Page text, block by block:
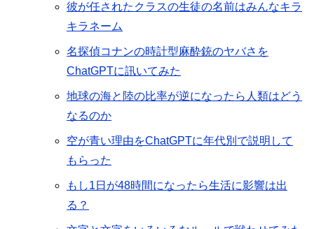
彼が任されたクラスの生徒の名前はみんなキラ
キラネーム
名探偵コナンの時計型麻酔銃のヤバさを
ChatGPTに訊いてみた
地球の海と陸の比率が逆になったら人類はどう
なるのか
空が青い理由をChatGPTに年代別で説明して
もらった
もし1日が48時間になったら生活に影響は出
る？